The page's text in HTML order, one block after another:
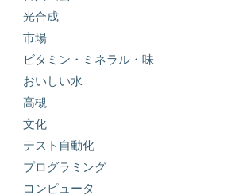
光合成
市場
ビタミン・ミネラル・味
おいしい水
高槻
文化
テスト自動化
プログラミング
コンピュータ